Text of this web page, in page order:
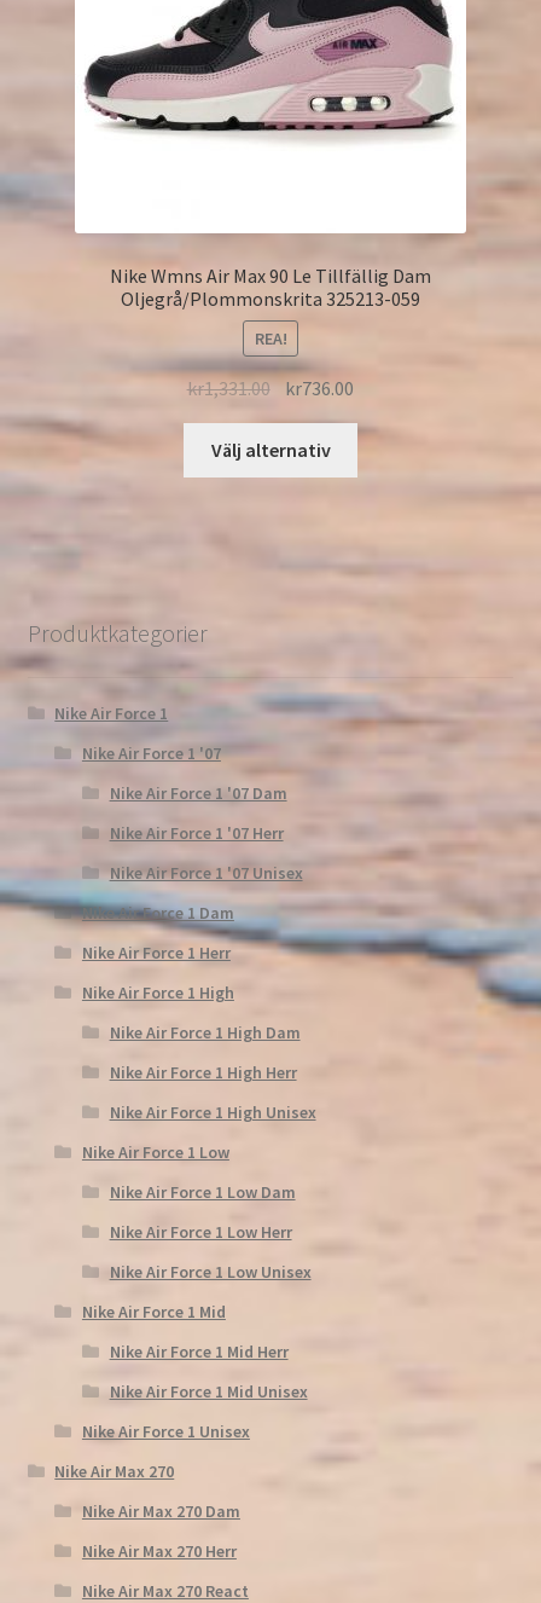
Nike Wmns Air Max 90 Le Tillfällig Dam
Oljegrå/Plommonskrita 325213-059
REA!
kr1,331.00 kr736.00
Välj alternativ
Produktkategorier
Nike Air Force 1
Nike Air Force 1 '07
Nike Air Force 1 '07 Dam
Nike Air Force 1 '07 Herr
Nike Air Force 1 '07 Unisex
Nike Air Force 1 Dam
Nike Air Force 1 Herr
Nike Air Force 1 High
Nike Air Force 1 High Dam
Nike Air Force 1 High Herr
Nike Air Force 1 High Unisex
Nike Air Force 1 Low
Nike Air Force 1 Low Dam
Nike Air Force 1 Low Herr
Nike Air Force 1 Low Unisex
Nike Air Force 1 Mid
Nike Air Force 1 Mid Herr
Nike Air Force 1 Mid Unisex
Nike Air Force 1 Unisex
Nike Air Max 270
Nike Air Max 270 Dam
Nike Air Max 270 Herr
Nike Air Max 270 React